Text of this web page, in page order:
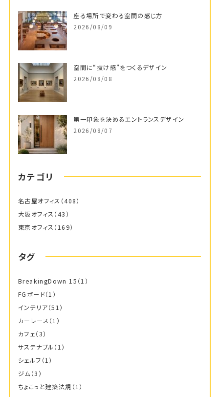
座る場所で変わる空間の感じ方
2026/08/09
空間に“抜け感”をつくるデザイン
2026/08/08
第一印象を決めるエントランスデザイン
2026/08/07
カテゴリ
名古屋オフィス （408）
大阪オフィス （43）
東京オフィス （169）
タグ
BreakingDown 15 （1）
FGボード（1）
インテリア（51）
カーレース （1）
カフェ（3）
サステナブル （1）
シェルフ （1）
ジム（3）
ちょこっと建築法規 （1）